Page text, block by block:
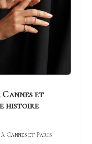
Cannes et
histoire
Cannes et Paris